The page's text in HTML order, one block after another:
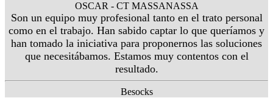
OSCAR - CT MASSANASSA
Son un equipo muy profesional tanto en el trato personal
como en el trabajo. Han sabido captar lo que queríamos y
han tomado la iniciativa para proponernos las soluciones
que necesitábamos. Estamos muy contentos con el
resultado.
Besocks